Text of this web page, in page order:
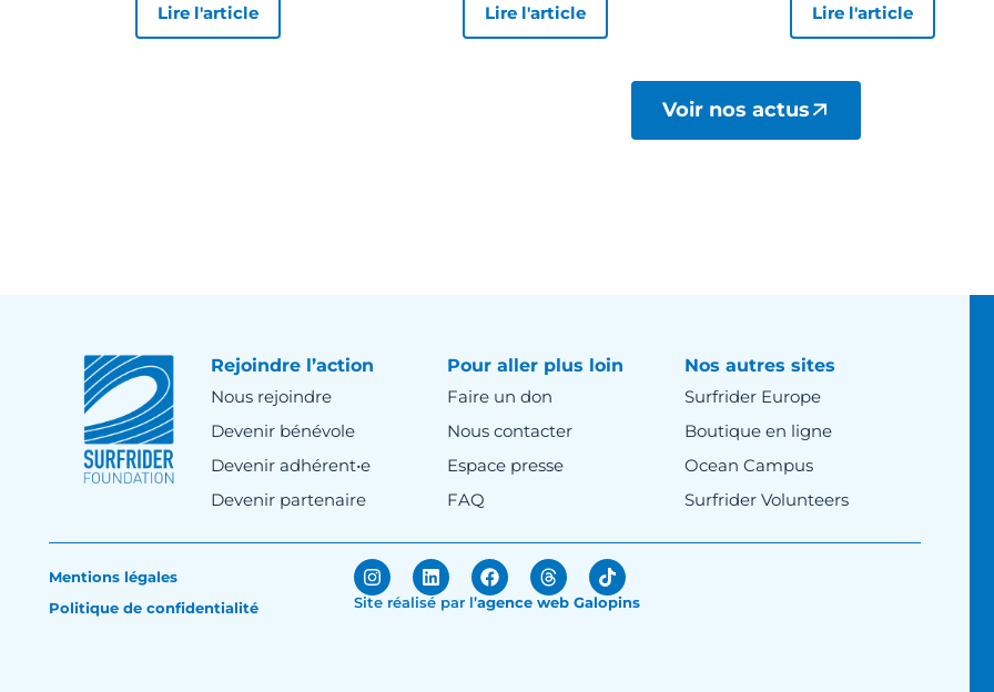
Lire l'article Lire l'article Lire l'article
Voir nos actus
Rejoindre l’action
Nous rejoindre
Devenir bénévole
Devenir adhérent•e
Devenir partenaire
Pour aller plus loin
Faire un don
Nous contacter
Espace presse
FAQ
Nos autres sites
Surfrider Europe
Boutique en ligne
Ocean Campus
Surfrider Volunteers
Mentions légales
Politique de confidentialité
Site réalisé par l’agence web Galopins